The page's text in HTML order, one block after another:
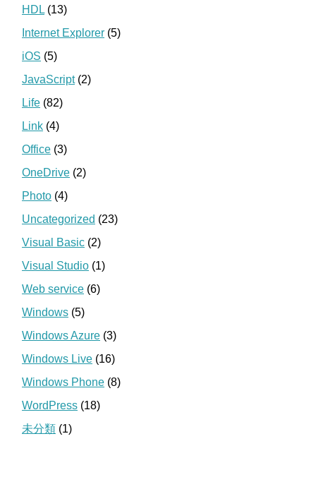
HDL(13)
Internet Explorer (5)
iOS (5)
JavaScript(2)
Life (82)
Link (4)
Office (3)
OneDrive (2)
Photo (4)
Uncategorized (23)
Visual Basic (2)
Visual Studio (1)
Web service (6)
Windows (5)
Windows Azure (3)
Windows Live (16)
Windows Phone (8)
WordPress (18)
未分類 (1)